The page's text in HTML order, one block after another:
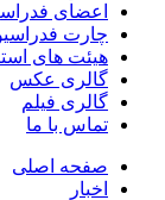
فدراسیون
فدراسیون
های استانها
عکس
فیلم
با ما
اصلی